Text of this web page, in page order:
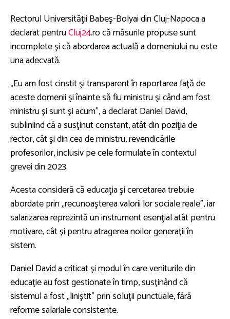
Rectorul Universităţii Babeş-Bolyai din Cluj-Napoca a
declarat pentruCluj24.ro că măsurile propuse sunt
incomplete şi că abordarea actuală a domeniului nu este
una adecvată.
„Eu am fost cinstit şi transparent în raportarea faţă de
aceste domenii şi înainte să fiu ministru şi când am fost
ministru şi sunt şi acum", a declarat Daniel David,
subliniind că a susţinut constant, atât din poziţia de
rector, cât şi din cea de ministru, revendicările
profesorilor, inclusiv pe cele formulate în contextul
grevei din 2023.
Acesta consideră că educaţia şi cercetarea trebuie
abordate prin „recunoaşterea valorii lor sociale reale", iar
salarizarea reprezintă un instrument esenţial atât pentru
motivare, cât şi pentru atragerea noilor generaţii în
sistem.
Daniel David a criticat şi modul în care veniturile din
educaţie au fost gestionate în timp, susţinând că
sistemul a fost „liniştit” prin soluţii punctuale, fără
reforme salariale consistente.